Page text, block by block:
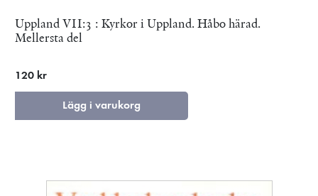
Uppland VII:3 : Kyrkor i Uppland. Håbo härad.
Mellersta del
120 kr
Lägg i varukorg